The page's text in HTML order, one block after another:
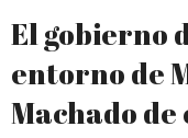
El gobierno
entorno de
Machado